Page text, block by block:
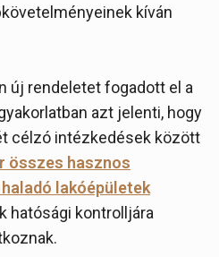
kíván
új rendeletet fogadott el a
azt jelenti, hogy
célzó intézkedések között
összes hasznos
lakóépületek
hatósági kontrolljára